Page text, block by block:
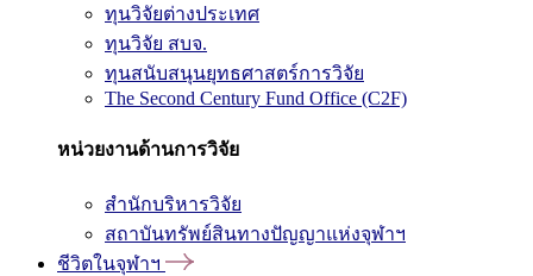
ทุนวิจัยต่างประเทศ
ทุนวิจัย สบจ.
ทุนสนับสนุนยุทธศาสตร์การวิจัย
The Second Century Fund Office (C2F)
หน่วยงานด้านการวิจัย
สำนักบริหารวิจัย
สถาบันทรัพย์สินทางปัญญาแห่งจุฬาฯ
ชีวิตในจุฬาฯ